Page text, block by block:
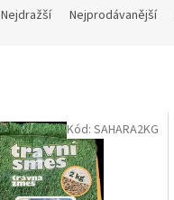
Nejdražší Nejprodávanější
Kód: SAHARA2KG